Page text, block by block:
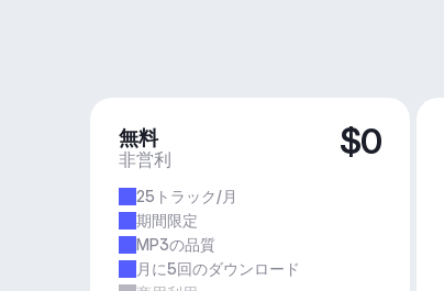
無料
非営利 $0
25トラック/月
期間限定
MP3の品質
月に5回のダウンロード